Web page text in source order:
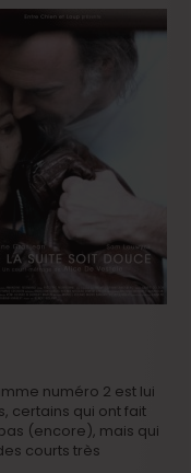
numéro 2 est lui
certains qui ont fait
(encore), mais qui
courts très